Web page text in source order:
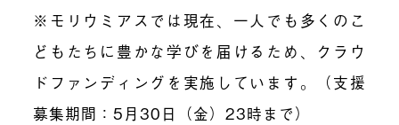
※モリウミアスでは現在、一人でも多くのこ
どもたちに豊かな学びを届けるため、クラウ
ドファンディングを実施しています。（支援
募集期間：5月30日（金）23時まで）